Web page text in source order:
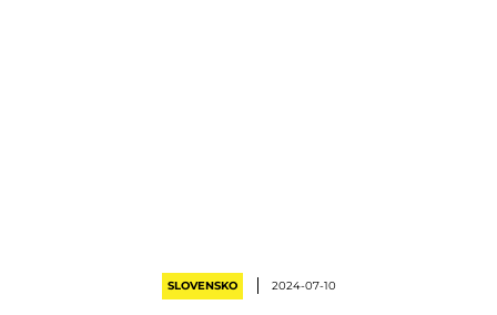
SLOVENSKO 2024-07-10